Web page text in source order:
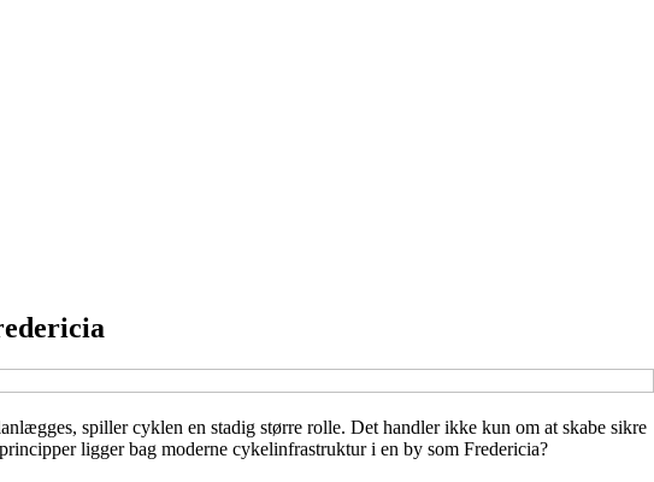
spiller cyklen en stadig større rolle. Det handler ikke kun om at skabe sikre
ligger bag moderne cykelinfrastruktur i en by som Fredericia?